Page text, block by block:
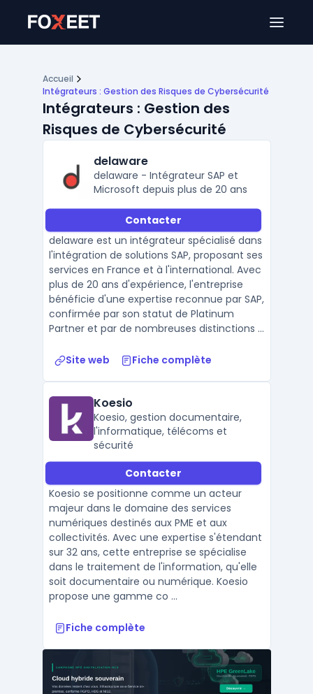
Accueil
Intégrateurs : Gestion des Risques de Cybersécurité
Intégrateurs : Gestion des
Risques de Cybersécurité
delaware
delaware - Intégrateur SAP et
Microsoft depuis plus de 20 ans
Contacter
delaware est un intégrateur spécialisé dans
l'intégration de solutions SAP, proposant ses
services en France et à l'international. Avec
plus de 20 ans d'expérience, l'entreprise
bénéficie d'une expertise reconnue par SAP,
confirmée par son statut de Platinum
Partner et par de nombreuses distinctions ...
Site web Fiche complète
Koesio
Koesio, gestion documentaire,
l'informatique, télécoms et
sécurité
Contacter
Koesio se positionne comme un acteur
majeur dans le domaine des services
numériques destinés aux PME et aux
collectivités. Avec une expertise s'étendant
sur 32 ans, cette entreprise se spécialise
dans le traitement de l'information, qu'elle
soit documentaire ou numérique. Koesio
propose une gamme co ...
Fiche complète